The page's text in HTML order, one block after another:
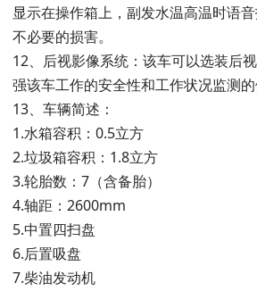
显示在操作箱上，副发水温高温时语
不必要的损害。
12、后视影像系统：该车可以选装后
强该车工作的安全性和工作状况监测的
13、车辆简述：
1.水箱容积：0.5立方
2.垃圾箱容积：1.8立方
3.轮胎数：7（含备胎）
4.轴距：2600mm
5.中置四扫盘
6.后置吸盘
7.柴油发动机